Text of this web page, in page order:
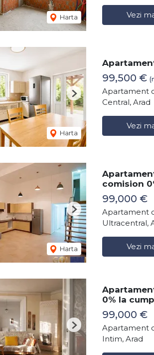
Harta Vezi
Harta
Next
99,500 €
Apartament
Central, Arad
Vezi
Harta
Next
comision
99,000 €
Apartament
Ultracentral,
Vezi
Next
0% la
99,000 €
Apartament
Intim, Arad